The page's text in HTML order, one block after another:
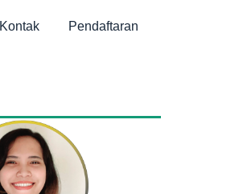
Kontak Pendaftaran